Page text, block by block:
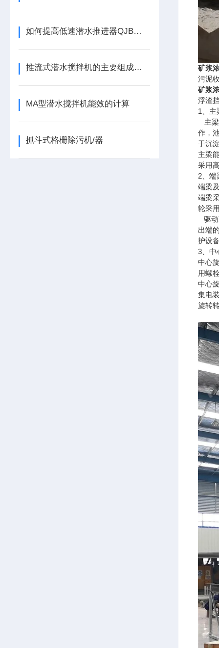
如何提高低速潜水推进器QJB型的效率？
推流式潜水搅拌机的主要组成结构分析！
MA型潜水搅拌机能效的计算
抓斗式格栅除污机/器
矿浆
污泥
矿浆
浮渣
1、主
主梁
作，
于沉
主梁
采用
2、端
端梁
端梁
轮采
驱动
出端
护设
3、中
中心
用螺
中心
集电
旋转